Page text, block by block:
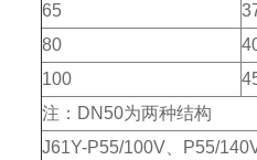
65
80
100
注：DN50为两种结构
J61Y-P55/100V、P55/